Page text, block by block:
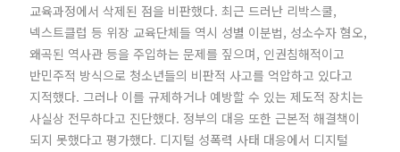
교육과정에서 삭제된 점을 비판했다. 최근 드러난 리박스쿨,
넥스트클럽 등 위장 교육단체들 역시 성별 이분법, 성소수자 혐오,
왜곡된 역사관 등을 주입하는 문제를 짚으며, 인권침해적이고
반민주적 방식으로 청소년들의 비판적 사고를 억압하고 있다고
지적했다. 그러나 이를 규제하거나 예방할 수 있는 제도적 장치는
사실상 전무하다고 진단했다. 정부의 대응 또한 근본적 해결책이
되지 못했다고 평가했다. 디지털 성폭력 사태 대응에서 디지털